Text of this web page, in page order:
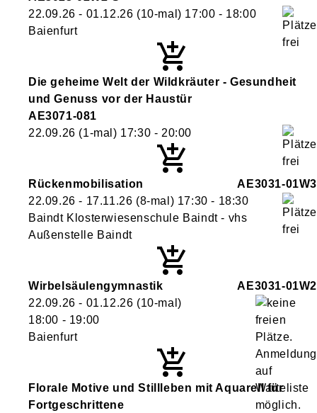
22.09.26 - 01.12.26 (10-mal) 17:00 - 18:00
Baienfurt
Die geheime Welt der Wildkräuter - Gesundheit
und Genuss vor der Haustür
AE3071-081
22.09.26 (1-mal) 17:30 - 20:00
Rückenmobilisation
AE3031-01W3
22.09.26 - 17.11.26 (8-mal) 17:30 - 18:30
Baindt Klosterwiesenschule Baindt - vhs
Außenstelle Baindt
Wirbelsäulengymnastik
AE3031-01W2
22.09.26 - 01.12.26 (10-mal)
18:00 - 19:00
Baienfurt
Florale Motive und Stillleben mit Aquarell für
Fortgeschrittene